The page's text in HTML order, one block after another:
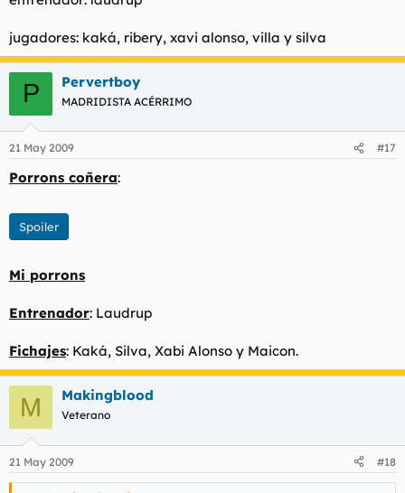
jugadores: kaká, ribery, xavi alonso, villa y silva
P Pervertboy
MADRIDISTA ACÉRRIMO
21 May 2009 #17
Porrons coñera:
Spoiler
Mi porrons
Entrenador: Laudrup
Fichajes: Kaká, Silva, Xabi Alonso y Maicon.
M Makingblood
Veterano
21 May 2009 #18